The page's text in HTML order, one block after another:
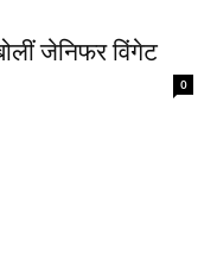
जेनिफर विंगेट
0